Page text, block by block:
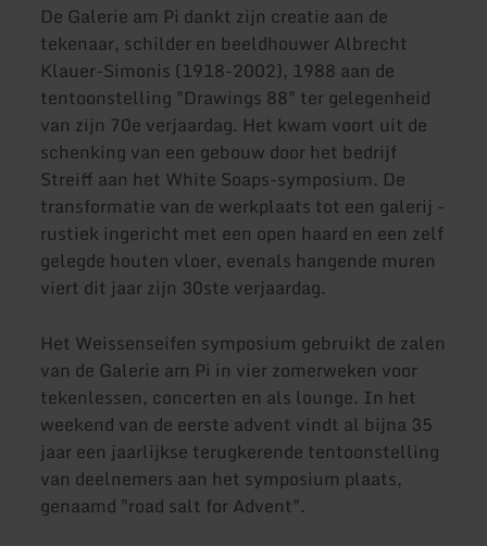
De Galerie am Pi dankt zijn creatie aan de
tekenaar, schilder en beeldhouwer Albrecht
Klauer-Simonis (1918-2002), 1988 aan de
tentoonstelling "Drawings 88" ter gelegenheid
van zijn 70e verjaardag. Het kwam voort uit de
schenking van een gebouw door het bedrijf
Streiff aan het White Soaps-symposium. De
transformatie van de werkplaats tot een galerij -
rustiek ingericht met een open haard en een zelf
gelegde houten vloer, evenals hangende muren
viert dit jaar zijn 30ste verjaardag.
Het Weissenseifen symposium gebruikt de zalen
van de Galerie am Pi in vier zomerweken voor
tekenlessen, concerten en als lounge. In het
weekend van de eerste advent vindt al bijna 35
jaar een jaarlijkse terugkerende tentoonstelling
van deelnemers aan het symposium plaats,
genaamd "road salt for Advent".